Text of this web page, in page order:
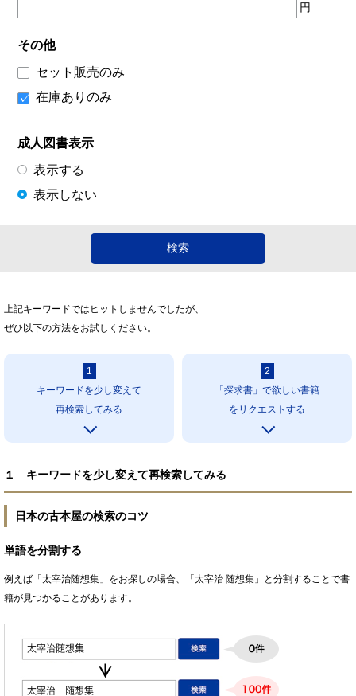
円
その他
セット販売のみ
在庫ありのみ
成人図書表示
表示する
表示しない
上記キーワードではヒットしませんでしたが、
ぜひ以下の方法をお試しください。
1
キーワードを少し変えて
再検索してみる
2
「探求書」で欲しい書籍
をリクエストする
１ キーワードを少し変えて再検索してみる
日本の古本屋の検索のコツ
単語を分割する
例えば「太宰治随想集」をお探しの場合、「太宰治 随想集」と分割することで書
籍が見つかることがあります。